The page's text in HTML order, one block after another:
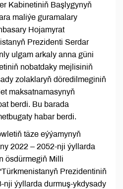
Kabinetiniň Başlygynyň
maliýe guramalary
Hojamyrat
Prezidenti Serdar
ulgam arkaly anna güni
nobatdaky mejlisiniň
zolaklaryň döredilmeginiň
maksatnamasynyň
berdi. Bu barada
habar berdi.
täze eýýamynyň
2022 – 2052-nji ýyllarda
ösdürmegiň Milli
Prezidentiniň
ýyllarda durmuş-ykdysady